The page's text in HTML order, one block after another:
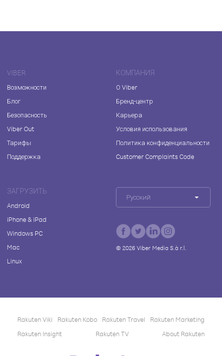
VIBER
Возможности
Блог
Безопасность
Viber Out
Тарифы
Поддержка
КОМПАНИЯ
О Viber
Бренд-центр
Карьера
Условия использования
Политика конфиденциальности
Customer Complaints Code
ЗАГРУЗИТЬ
Android
iPhone & iPad
Windows PC
Mac
Linux
Русский
© 2026Viber Media S.à r.l.
Rakuten Viki Rakuten Kobo Rakuten Travel
Rakuten Marketing
Rakuten Insight
Rakuten TV About Rakuten